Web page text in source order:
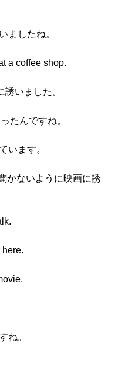
ましたね。
a coffee shop.
いました。
たんですね。
います。
かないように映画に誘
here.
ね。